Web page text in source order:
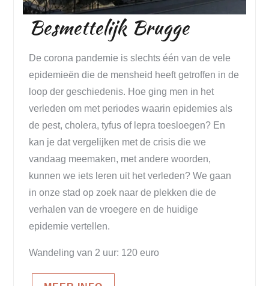
Besmettelijk Brugge
De corona pandemie is slechts één van de vele
epidemieën die de mensheid heeft getroffen in de
loop der geschiedenis. Hoe ging men in het
verleden om met periodes waarin epidemies als
de pest, cholera, tyfus of lepra toesloegen? En
kan je dat vergelijken met de crisis die we
vandaag meemaken, met andere woorden,
kunnen we iets leren uit het verleden? We gaan
in onze stad op zoek naar de plekken die de
verhalen van de vroegere en de huidige
epidemie vertellen.
Wandeling van 2 uur: 120 euro